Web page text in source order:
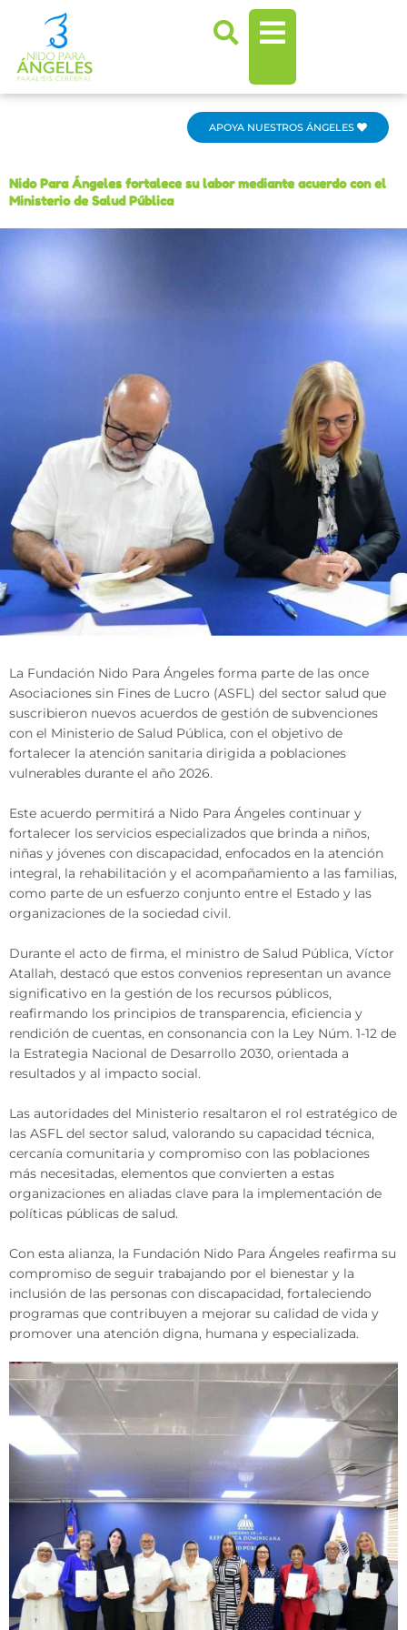
contenido
APOYA NUESTROS ÁNGELES
Nido Para Ángeles fortalece su labor mediante acuerdo con el
Ministerio de Salud Pública
La Fundación Nido Para Ángeles forma parte de las once
Asociaciones sin Fines de Lucro (ASFL) del sector salud que
suscribieron nuevos acuerdos de gestión de subvenciones
con el Ministerio de Salud Pública, con el objetivo de
fortalecer la atención sanitaria dirigida a poblaciones
vulnerables durante el año 2026.
Este acuerdo permitirá a Nido Para Ángeles continuar y
fortalecer los servicios especializados que brinda a niños,
niñas y jóvenes con discapacidad, enfocados en la atención
integral, la rehabilitación y el acompañamiento a las familias,
como parte de un esfuerzo conjunto entre el Estado y las
organizaciones de la sociedad civil.
Durante el acto de firma, el ministro de Salud Pública, Víctor
Atallah, destacó que estos convenios representan un avance
significativo en la gestión de los recursos públicos,
reafirmando los principios de transparencia, eficiencia y
rendición de cuentas, en consonancia con la Ley Núm. 1-12 de
la Estrategia Nacional de Desarrollo 2030, orientada a
resultados y al impacto social.
Las autoridades del Ministerio resaltaron el rol estratégico de
las ASFL del sector salud, valorando su capacidad técnica,
cercanía comunitaria y compromiso con las poblaciones
más necesitadas, elementos que convierten a estas
organizaciones en aliadas clave para la implementación de
políticas públicas de salud.
Con esta alianza, la Fundación Nido Para Ángeles reafirma su
compromiso de seguir trabajando por el bienestar y la
inclusión de las personas con discapacidad, fortaleciendo
programas que contribuyen a mejorar su calidad de vida y
promover una atención digna, humana y especializada.